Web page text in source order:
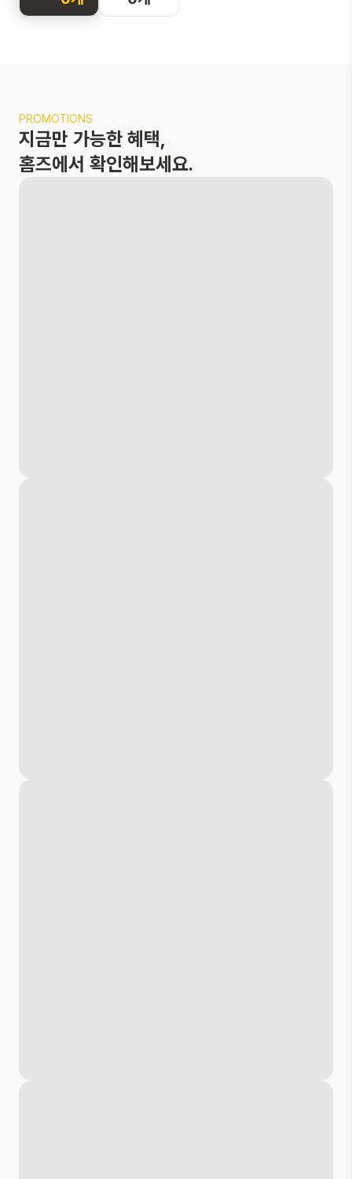
대 및 축소,
한 손가락으로 이
동이 가능해요
PROMOTIONS
지금만 가능한 혜택,
홈즈에서 확인해보세요.